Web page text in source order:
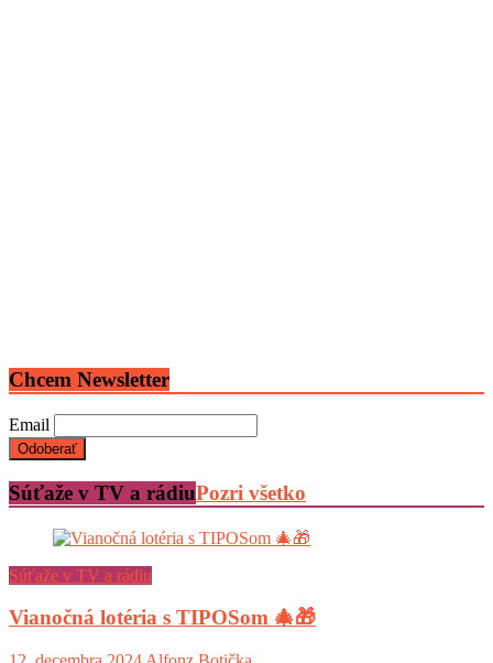
Chcem Newsletter
Email
Súťaže v TV a rádiuPozri všetko
Súťaže v TV a rádiu
Vianočná lotéria s TIPOSom 🎄🎁